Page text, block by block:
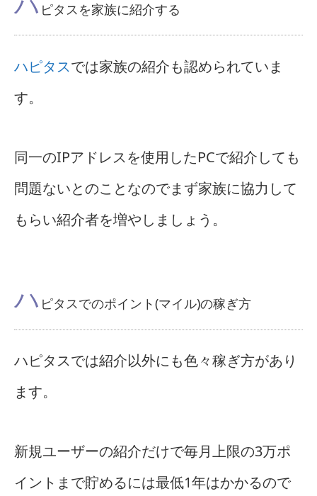
ピタスを家族に紹介する
ハピタスでは家族の紹介も認められていま
す。
同一のIPアドレスを使用したPCで紹介しても
問題ないとのことなのでまず家族に協力して
もらい紹介者を増やしましょう。
ハ ピタスでのポイント(マイル)の稼ぎ方
ハピタスでは紹介以外にも色々稼ぎ方があり
ます。
新規ユーザーの紹介だけで毎月上限の3万ポ
イントまで貯めるには最低1年はかかるので